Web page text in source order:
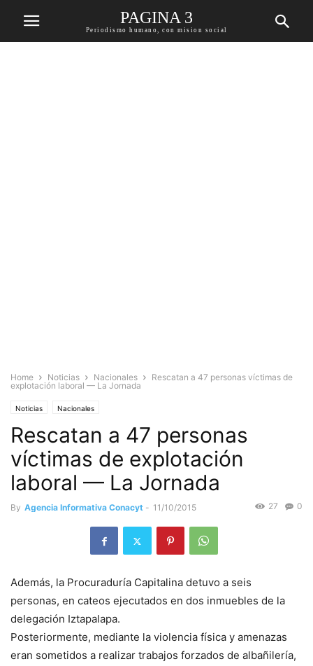
PAGINA 3
Periodismo humano, con mision social
Home Noticias Nacionales
Rescatan a 47 personas víctimas de
explotación laboral — La Jornada
Noticias Nacionales
Rescatan a 47 personas
víctimas de explotación
laboral — La Jornada
By Agencia Informativa Conacyt - 11/10/2015 0
27
Además, la Procuraduría Capitalina detuvo a seis
personas, en cateos ejecutados en dos inmuebles de la
delegación Iztapalapa.
Posteriormente, mediante la violencia física y amenazas
eran sometidos a realizar trabajos forzados de albañilería,